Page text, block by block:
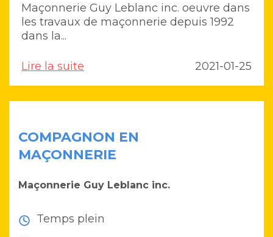
Maçonnerie Guy Leblanc inc. oeuvre dans
les travaux de maçonnerie depuis 1992
dans la...
Lire la suite 2021-01-25
COMPAGNON EN
MAÇONNERIE
Maçonnerie Guy Leblanc inc.
Temps plein